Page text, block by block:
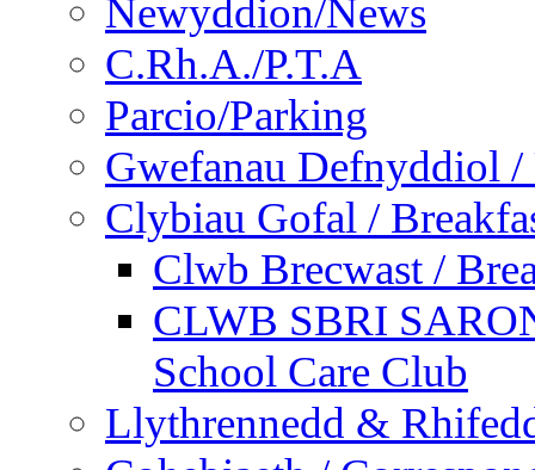
Newyddion/News
C.Rh.A./P.T.A
Parcio/Parking
Gwefanau Defnyddiol /
Clybiau Gofal /
Clwb Brecwast /
CLWB SBRI
School Care Club
Llythrennedd &